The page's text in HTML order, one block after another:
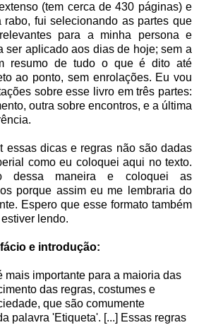
(tem cerca de 430 páginas) e
fui selecionando as partes que
para a minha persona e
ser aplicado aos dias de hoje; sem a
resumo de tudo o que é dito até
ao ponto, sem enrolações. Eu vou
sobre esse livro em três partes:
outra sobre encontros, e a última
dicas e regras não são dadas
como eu coloquei aqui no texto.
dessa maneira e coloquei as
porque assim eu me lembraria do
Espero que esse formato também
lendo.
e introdução:
importante para a maioria das
das regras, costumes e
que são comumente
palavra 'Etiqueta'. [...] Essas regras